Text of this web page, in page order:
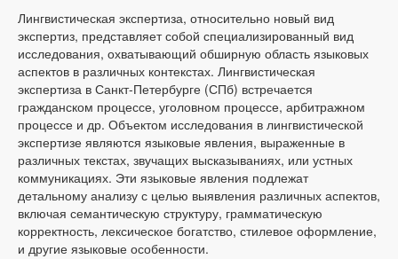
Лингвистическая экспертиза, относительно новый вид
экспертиз, представляет собой специализированный вид
исследования, охватывающий обширную область языковых
аспектов в различных контекстах. Лингвистическая
экспертиза в Санкт-Петербурге (СПб) встречается
гражданском процессе, уголовном процессе, арбитражном
процессе и др. Объектом исследования в лингвистической
экспертизе являются языковые явления, выраженные в
различных текстах, звучащих высказываниях, или устных
коммуникациях. Эти языковые явления подлежат
детальному анализу с целью выявления различных аспектов,
включая семантическую структуру, грамматическую
корректность, лексическое богатство, стилевое оформление,
и другие языковые особенности.